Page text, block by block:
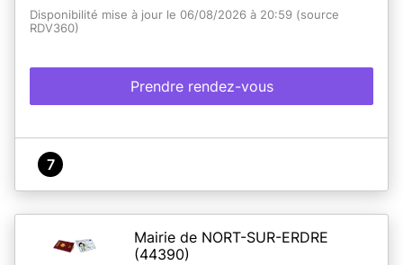
Disponibilité mise à jour le 06/08/2026 à 20:59 (source
RDV360)
Prendre rendez-vous
7
Mairie de NORT-SUR-ERDRE
(44390)